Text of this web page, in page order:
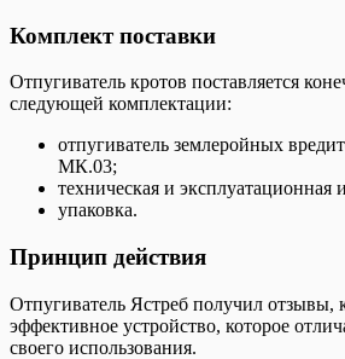
Комплект поставки
Отпугиватель кротов поставляется
следующей комплектации:
отпугиватель землеройных
МК.03;
техническая и эксплуатационная
упаковка.
Принцип действия
Отпугиватель Ястреб получил отзывы,
эффективное устройство, которое
своего использования.